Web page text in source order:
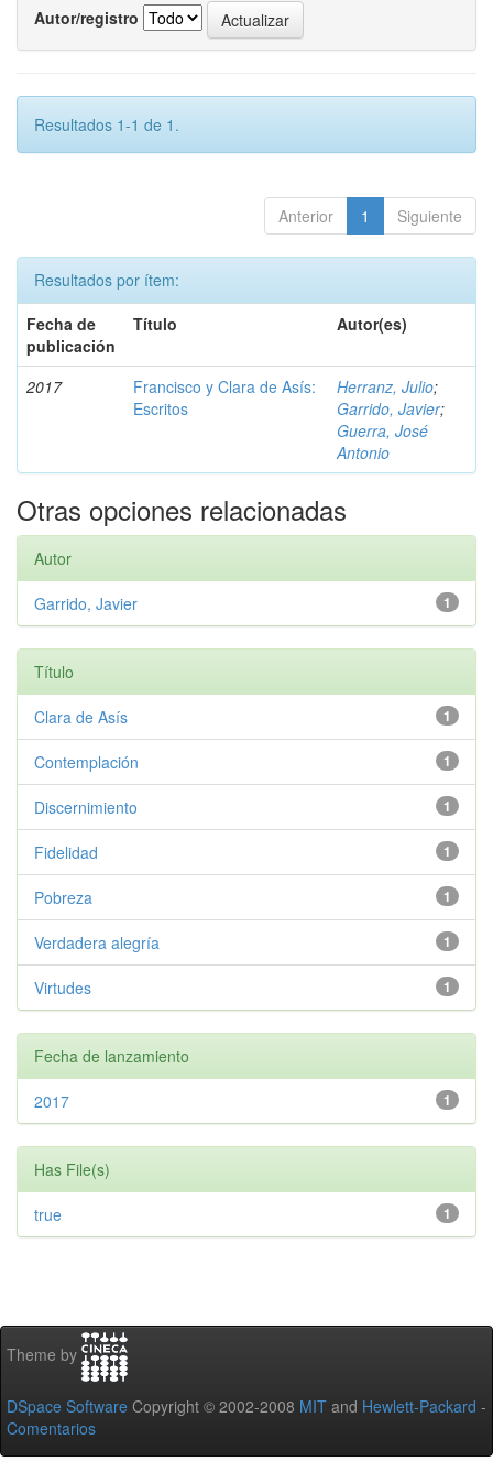
Autor/registro
Resultados 1-1 de 1.
Anterior 1 Siguiente
Resultados por ítem:
Fecha de
publicación
Título Autor(es)
2017
Francisco y Clara de Asís:
Escritos
Herranz, Julio;
Garrido, Javier;
Guerra, José
Antonio
Otras opciones relacionadas
Autor
1
Garrido, Javier
Título
1
Clara de Asís
1
Contemplación
1
Discernimiento
1
Fidelidad
1
Pobreza
1
Verdadera alegría
1
Virtudes
Fecha de lanzamiento
1
2017
Has File(s)
1
true
Theme by
DSpace Software Copyright © 2002-2008 MIT and Hewlett-Packard -
Comentarios